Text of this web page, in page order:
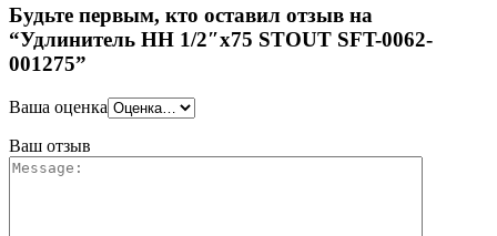
Будьте первым, кто оставил отзыв на
“Удлинитель НН 1/2″x75 STOUT SFT-0062-
001275”
Ваша оценка
Ваш отзыв